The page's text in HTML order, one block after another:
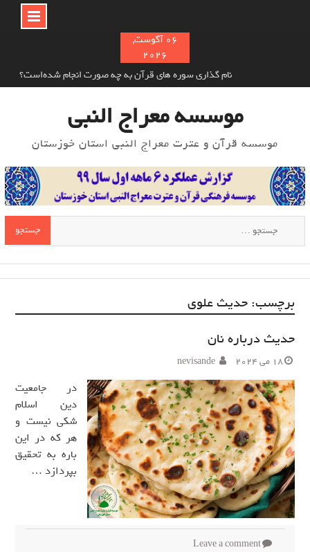
06 آگوست,
2026
نام‌ گذاری سوره های قرآن به چه صورت انجام شده‌است؟
خوش اخلاقی در اسلام و تأثیر آن بر دیگران
معرفی سلیم بن قیس هلالی
موسسه معراج النبی
موسسه قرآن و عترت معراج النبی استان خوزستان
برچسب: حدیث علوی
حدیث درباره نان
18 می 2024 nevisande
در جامعیت
دین اسلام
شکی نیست و
هر که در این
باره به تحقیق
بپردازد …
Leave a comment